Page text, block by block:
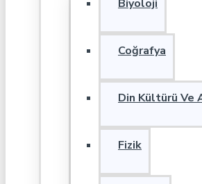
Biyoloji
Coğrafya
Din Kültürü Ve
Fizik